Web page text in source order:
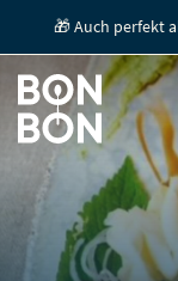
FÜR FIRMEN /
🎁 Auch perfekt